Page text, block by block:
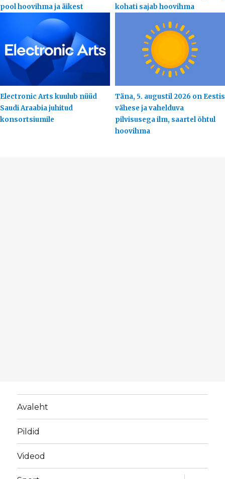
pool hoovihma ja äikest
kohati sajab hoovihma
Electronic Arts kuulub nüüd
Saudi Araabia juhitud
konsortsiumile
Täna, 5. augustil 2026 on Eestis
vähese ja vahelduva
pilvisusega ilm, saartel õhtul
hoovihma
Avaleht
Pildid
Videod